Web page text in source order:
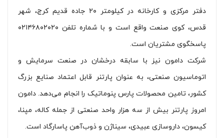
دفتر مرکزی و کارخانه در کیلومتر ۲۰ جاده قدیم کرج، شهر
قدس، کوی صنعت واقع است و با شماره تلفن ۰۲۱۴۶۸۰۲۰۲۰
پاسخگوی مشتریان است.
شرکت دامون نیز با سابقه درخشان در صنعت سرمایش و
اتوماسیون صنعتی، به عنوان پارتنر قابل اعتماد صنایع بزرگ
کشور، تامین محصولات پارس پنوماتیک را انجام می‌دهد. دامون
امروز پارتنر بیش از سه هزار واحد صنعتی از جمله کاله، مپنا،
کیسون، داروسازی عبیدی، سیناژن و ذوب‌آهن پاسارگاد است.